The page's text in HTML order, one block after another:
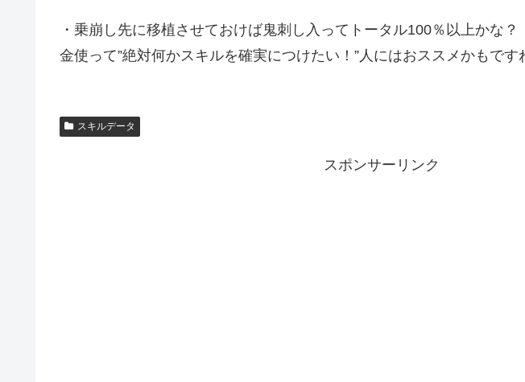
・乗崩し先に移植させておけば鬼刺し入ってトータル100％以上かな？
金使って”絶対何かスキルを確実につけたい！”人にはおススメかもです
スキルデータ
スポンサーリンク